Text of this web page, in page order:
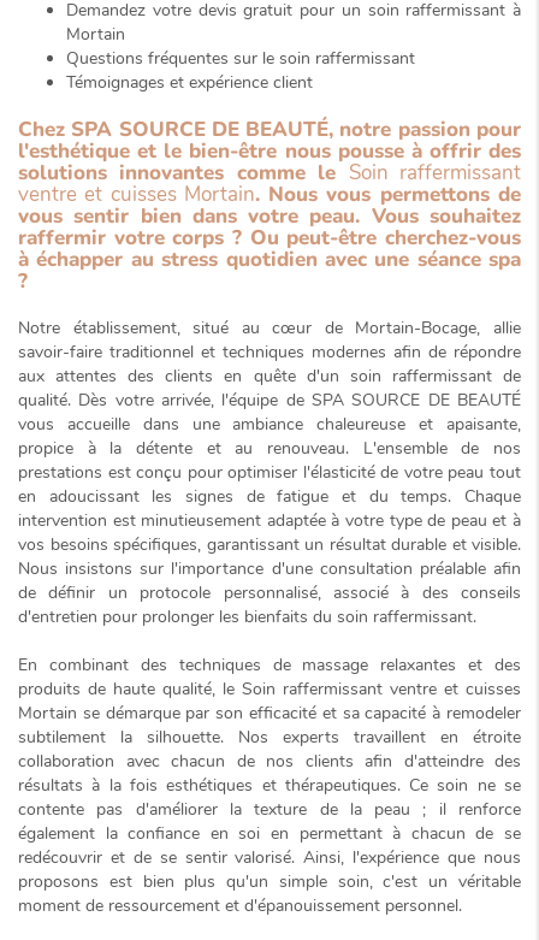
Demandez votre devis gratuit pour un soin raffermissant à
Mortain
Questions fréquentes sur le soin raffermissant
Témoignages et expérience client
Chez SPA SOURCE DE BEAUTÉ, notre passion pour
l'esthétique et le bien-être nous pousse à offrir des
solutions innovantes comme le Soin raffermissant
ventre et cuisses Mortain. Nous vous permettons de
vous sentir bien dans votre peau. Vous souhaitez
raffermir votre corps ? Ou peut-être cherchez-vous
à échapper au stress quotidien avec une séance spa
?
Notre établissement, situé au cœur de Mortain-Bocage, allie
savoir-faire traditionnel et techniques modernes afin de répondre
aux attentes des clients en quête d'un soin raffermissant de
qualité. Dès votre arrivée, l'équipe de SPA SOURCE DE BEAUTÉ
vous accueille dans une ambiance chaleureuse et apaisante,
propice à la détente et au renouveau. L'ensemble de nos
prestations est conçu pour optimiser l'élasticité de votre peau tout
en adoucissant les signes de fatigue et du temps. Chaque
intervention est minutieusement adaptée à votre type de peau et à
vos besoins spécifiques, garantissant un résultat durable et visible.
Nous insistons sur l'importance d'une consultation préalableafin
de définir un protocole personnalisé, associé à des conseils
d'entretien pour prolonger les bienfaits du soin raffermissant.
En combinant des techniques de massage relaxantes et des
produits de haute qualité, le Soin raffermissant ventre et cuisses
Mortain se démarque par son efficacité et sa capacité à remodeler
subtilement la silhouette. Nos experts travaillent en étroite
collaboration avec chacun de nos clients afin d'atteindre des
résultats à la fois esthétiques et thérapeutiques. Ce soin ne se
contente pas d'améliorer la texture de la peau ; il renforce
également la confiance en soi en permettant à chacun de se
redécouvrir et de se sentir valorisé. Ainsi, l'expérience que nous
proposons est bien plus qu'un simple soin, c'est un véritable
moment de ressourcement et d'épanouissement personnel.